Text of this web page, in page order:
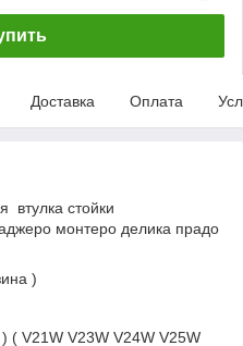
Доставка Оплата
втулка стойки
монтеро делика прадо
)
V21W V23W V24W V25W